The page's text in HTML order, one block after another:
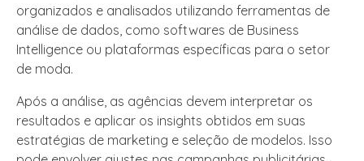
organizados e analisados utilizando ferramentas de
análise de dados, como softwares de Business
Intelligence ou plataformas específicas para o setor
de moda.
Após a análise, as agências devem interpretar os
resultados e aplicar os insights obtidos em suas
estratégias de marketing e seleção de modelos. Isso